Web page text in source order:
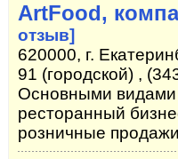
ArtFood,
отзыв]
620000, г.
91 (городской) ,
Основными видами
ресторанный
розничные продажи